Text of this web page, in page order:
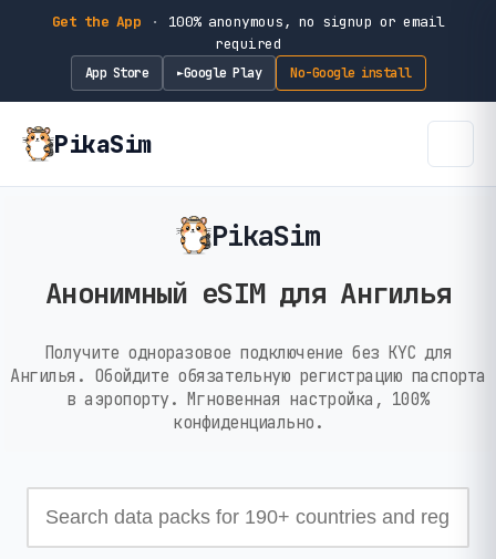
Get the App ·
100% anonymous, no signup or email
required
App Store ►Google Play No-Google install
PikaSim
PikaSim
Анонимный eSIM для Ангилья
Получите одноразовое подключение без KYC для
Ангилья. Обойдите обязательную регистрацию паспорта
в аэропорту. Мгновенная настройка, 100%
конфиденциально.